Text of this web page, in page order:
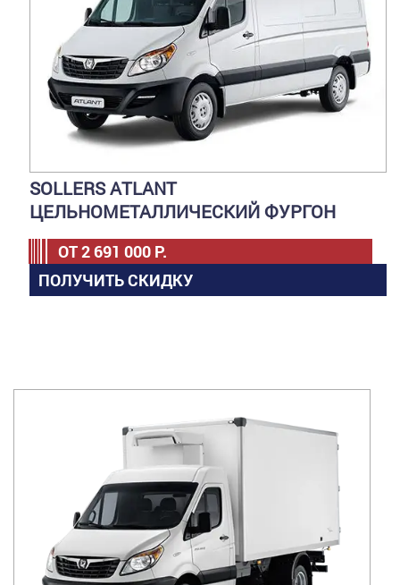
SOLLERS ATLANT
ЦЕЛЬНОМЕТАЛЛИЧЕСКИЙ ФУРГОН
ОТ2 691 000 Р.
ПОЛУЧИТЬ СКИДКУ